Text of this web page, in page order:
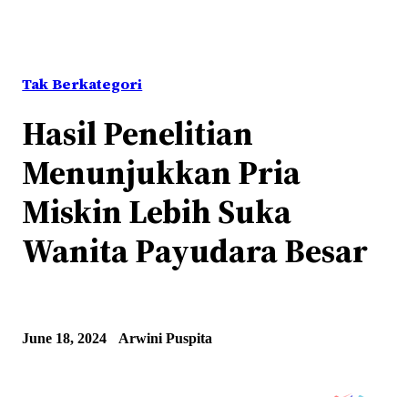
Tak Berkategori
Hasil Penelitian
Menunjukkan Pria
Miskin Lebih Suka
Wanita Payudara Besar
June 18, 2024 Arwini Puspita